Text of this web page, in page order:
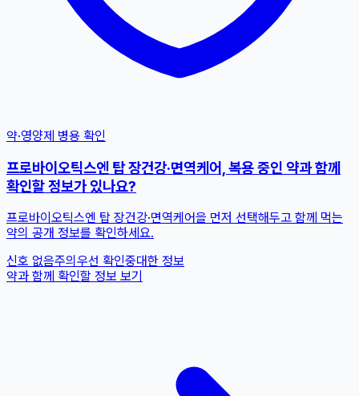
약·영양제 병용 확인
프로바이오틱스엔 탑 장건강·면역케어, 복용 중인 약과 함께
확인할 정보가 있나요?
프로바이오틱스엔 탑 장건강·면역케어을 먼저 선택해두고 함께 먹는
약의 공개 정보를 확인하세요.
신호 없음주의 우선 확인중대한 정보
약과 함께 확인할 정보 보기